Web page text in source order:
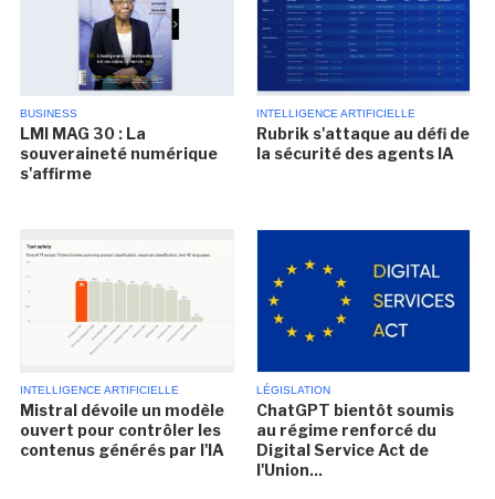
BUSINESS
LMI MAG 30 : La
souveraineté numérique
s'affirme
INTELLIGENCE ARTIFICIELLE
Rubrik s'attaque au défi de
la sécurité des agents IA
INTELLIGENCE ARTIFICIELLE
Mistral dévoile un modèle
ouvert pour contrôler les
contenus générés par l'IA
LÉGISLATION
ChatGPT bientôt soumis
au régime renforcé du
Digital Service Act de
l'Union...